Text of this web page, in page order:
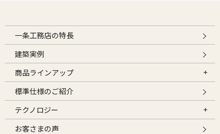
一条工務店の特長
建築実例
商品ラインアップ
標準仕様のご紹介
テクノロジー
お客さまの声